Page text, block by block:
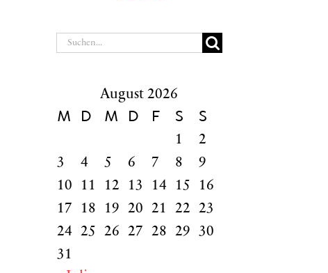
Suche
August 2026
M D M D F S S
1
2
3
4 5 6 7 8
9
10
11 12 13 14 15
16
17
18 19 20 21 22
23
24
25 26 27 28 29
30
31